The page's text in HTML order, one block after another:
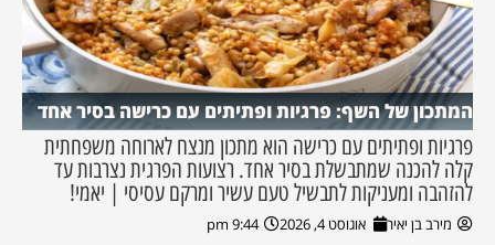
המתכון של השף: פרגיות ופתיתים עם כרישה בסיר אחד
פרגיות ופתיתים עם כרישה הוא מתכון מנצח לארוחה משפחתית
קלה להכנה שמתבשלת בסיר אחד. רצועות הפרגית נצרבות עד
להזהבה ומעניקות לתבשיל טעם עשיר ומרקם עסיסי | יאמי!
מירב בן יאיר אוגוסט 4, 2026 9:44 pm